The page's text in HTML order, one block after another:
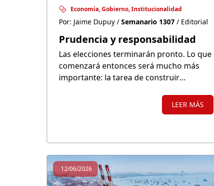
Economía, Gobierno, Institucionalidad
Por: Jaime Dupuy / Semanario 1307 / Editorial
Prudencia y responsabilidad
Las elecciones terminarán pronto. Lo que
comenzará entonces será mucho más
importante: la tarea de construir
garantizar que el crecimiento económico
se traduzca finalmente en desarrollo para
LEER MÁS
12/06/2026